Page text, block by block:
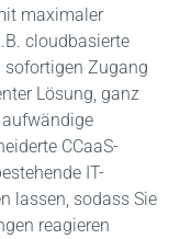
maximaler
cloudbasierte
sofortigen Zugang
Lösung, ganz
CCaaS-
IT-
lassen, sodass Sie
reagieren